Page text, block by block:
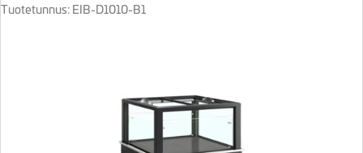
Tuotetunnus: EIB-D1010-B1